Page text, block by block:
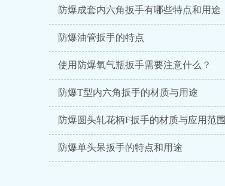
防爆成套内六角扳手有哪些特点和用途
防爆油管扳手的特点
使用防爆氧气瓶扳手需要注意什么？
防爆T型内六角扳手的材质与用途
防爆圆头轧花柄F扳手的材质与应用范围
防爆单头呆扳手的特点和用途